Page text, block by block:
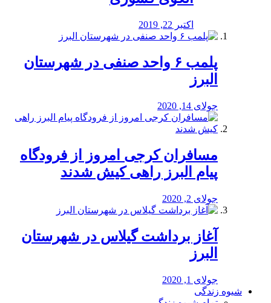
اکتبر 22, 2019
پلمب ۶ واحد صنفی در شهرستان
البرز
جولای 14, 2020
مسافران کرجی امروز از فرودگاه
پیام البرز راهی کیش شدند
جولای 2, 2020
آغاز برداشت گیلاس در شهرستان
البرز
جولای 1, 2020
شیوه زندگی